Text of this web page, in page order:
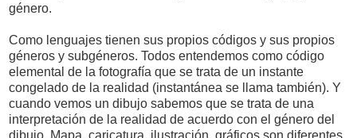
género.
Como lenguajes tienen sus propios códigos y sus propios
géneros y subgéneros. Todos entendemos como código
elemental de la fotografía que se trata de un instante
congelado de la realidad (instantánea se llama también). Y
cuando vemos un dibujo sabemos que se trata de una
interpretación de la realidad de acuerdo con el género del
dibujo. Mapa, caricatura, ilustración, gráficos son diferentes